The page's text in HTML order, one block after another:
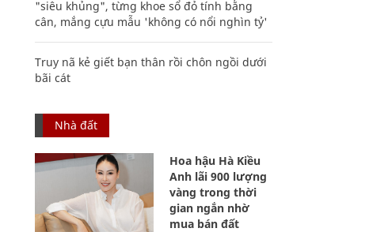
"siêu khủng", từng khoe sổ đỏ tính bằng
cân, mắng cựu mẫu 'không có nổi nghìn tỷ'
Truy nã kẻ giết bạn thân rồi chôn ngồi dưới
bãi cát
Nhà đất
Hoa hậu Hà Kiều
Anh lãi 900 lượng
vàng trong thời
gian ngắn nhờ
mua bán đất